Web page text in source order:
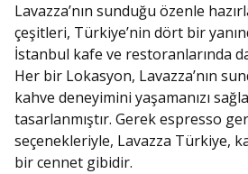
Lavazza’nın sunduğu özenle
çeşitleri, Türkiye’nin dört bir
İstanbul kafe ve restoranlarında
Her bir Lokasyon, Lavazza’nın
kahve deneyimini yaşamanızı
tasarlanmıştır. Gerek espresso
seçenekleriyle, Lavazza Türkiye,
bir cennet gibidir.